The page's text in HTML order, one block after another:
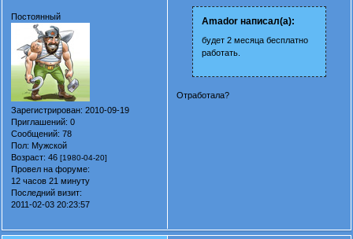
Постоянный
Зарегистрирован: 2010-09-19
Приглашений: 0
Сообщений: 78
Пол: Мужской
Возраст: 46[1980-04-20]
Провел на форуме:
12 часов 21 минуту
Последний визит:
2011-02-03 20:23:57
Amador написал(а):
будет 2 месяца бесплатно
работать.
Отработала?